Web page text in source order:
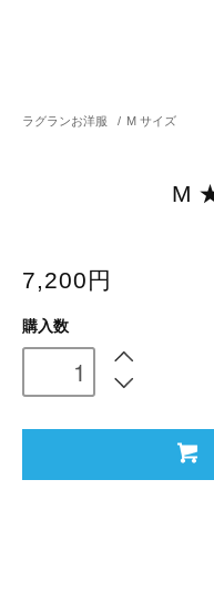
ラグランお洋服 / M サイズ
M
7,200円
購入数